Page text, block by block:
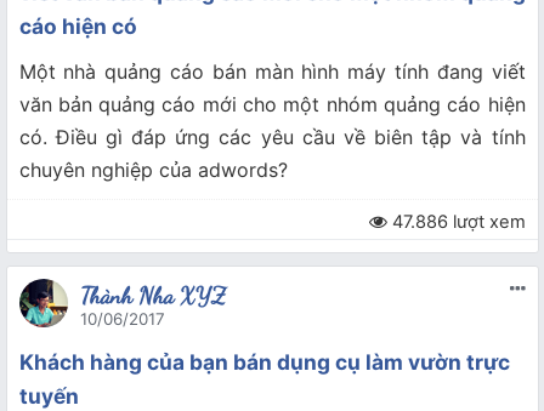
cáo hiện có
Một nhà quảng cáo bán màn hình máy tính đang viết
văn bản quảng cáo mới cho một nhóm quảng cáo hiện
có. Điều gì đáp ứng các yêu cầu về biên tập và tính
chuyên nghiệp của adwords?
47.886 lượt xem
Thành Nha XYZ
10/06/2017
Khách hàng của bạn bán dụng cụ làm vườn trực
tuyến